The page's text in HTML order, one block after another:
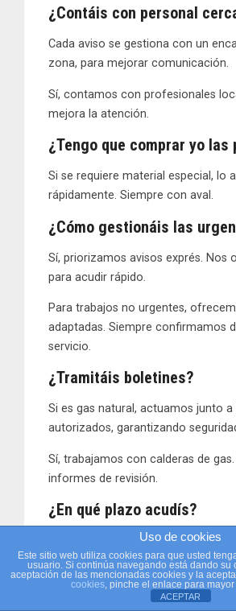
¿Contáis con personal
Cada aviso se gestiona con un
zona, para mejorar comunicación.
Sí, contamos con profesionales
mejora la atención.
¿Tengo que comprar yo las
Si se requiere material especial, lo
rápidamente. Siempre con aval.
¿Cómo gestionáis las
Sí, priorizamos avisos exprés. Nos
para acudir rápido.
Para trabajos no urgentes,
adaptadas. Siempre confirmamos
servicio.
¿Tramitáis boletines?
Si es gas natural, actuamos junto a
autorizados, garantizando
Sí, trabajamos con calderas de
informes de revisión.
¿En qué plazo acudís?
En Cádiz FontaPro damos plazos
adaptados a la prioridad del cliente.
¿Puedo pedir presupuesto
Uso de cookies
Este sitio web utiliza cookies para que usted
usuario. Si continúa navegando está dando su
aceptación de las mencionadas cookies y la
cookies, pinche el enlace para
ACEPTAR
¡LLAMA